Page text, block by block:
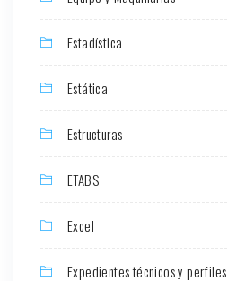
Estadística
Estática
Estructuras
ETABS
Excel
Expedientes técnicos y perfiles